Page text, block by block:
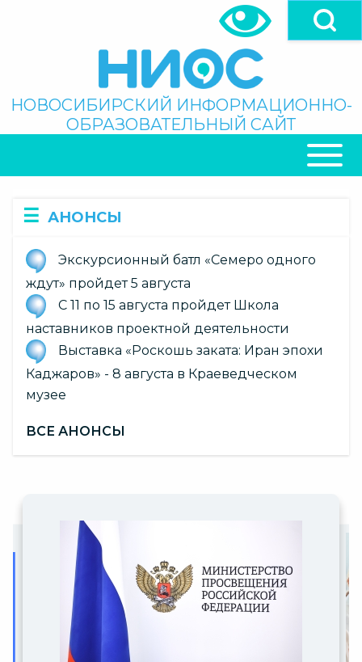
Поиск
НОВОСИБИРСКИЙ ИНФОРМАЦИОННО-
ОБРАЗОВАТЕЛЬНЫЙ САЙТ
НАВИГАЦИЯ
АНОНСЫ
Экскурсионный батл «Семеро одного
ждут» пройдет 5 августа
С 11 по 15 августа пройдет Школа
наставников проектной деятельности
Выставка «Роскошь заката: Иран эпохи
Каджаров» - 8 августа в Краеведческом
музее
ВСЕ АНОНСЫ